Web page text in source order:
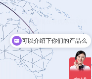
可以介绍下你们的产品么